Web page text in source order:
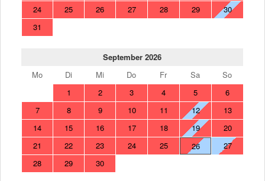
24
25 26 27 28 29
30
31
September 2026
Mo
Di Mi Do Fr Sa
So
1
2 3 4 5
6
7
8 9 10 11 12
13
14
15 16 17 18 19
20
21
22 23 24 25 26
27
28
29 30